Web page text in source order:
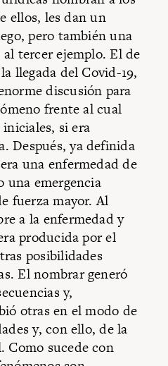
ellos, les dan un
pero también una
tercer ejemplo. El de
llegada del Covid-19,
discusión para
frente al cual
si era
Después, ya definida
una enfermedad de
emergencia
fuerza mayor. Al
a la enfermedad y
producida por el
posibilidades
El nombrar generó
y,
otras en el modo de
y, con ello, de la
Como sucede con